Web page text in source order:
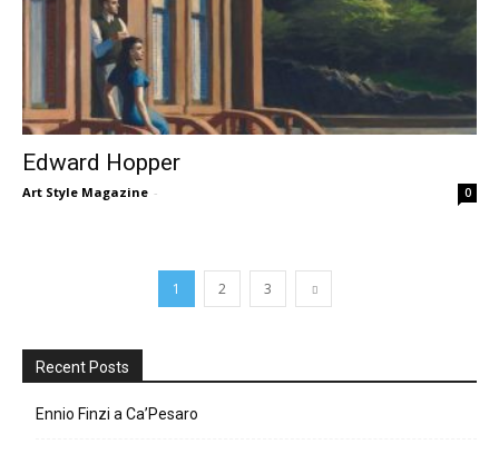
Edward Hopper
Art Style Magazine - 0
1 2 3
Recent Posts
Ennio Finzi a Ca’Pesaro